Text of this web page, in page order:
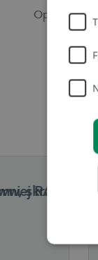
Opinie
pocztowych